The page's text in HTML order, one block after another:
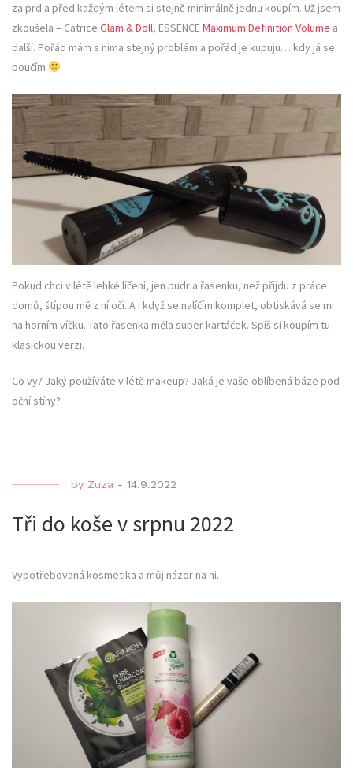
za prd a před každým létem si stejně minimálně jednu koupím. Už jsem
zkoušela – Catrice Glam & Doll, ESSENCEMaximum Definition Volume a
další. Pořád mám s nima stejný problém a pořád je kupuju… kdy já se
poučím
Pokud chci v létě lehké líčení, jen pudr a řasenku, než přijdu z práce
domů, štípou mě z ní oči. A i když se nalíčím komplet, obtiskává se mi
na horním víčku. Tato řasenka měla super kartáček. Spíš si koupím tu
klasickou verzi.
Co vy? Jaký používáte v létě makeup? Jaká je vaše oblíbená báze pod
oční stíny?
by Zuza - 14.9.2022
Tři do koše v srpnu 2022
Vypotřebovaná kosmetika a můj názor na ni.